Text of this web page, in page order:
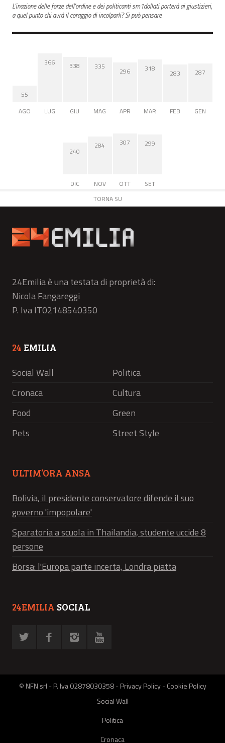
L'inazione delle forze dell'ordine e dei politicanti sm1dollati porterà ai giustizieri,
a quel punto chi avrà il coraggio di incolparli? Si può pensare
55
AGO
366
LUG
338
GIU
335
MAG
296
APR
318
MAR
283
FEB
287
GEN
240
DIC
284
NOV
307
OTT
299
SET
TORNA SU
24Emilia è una testata di proprietà di:
Nicola Fangareggi
P. Iva IT02148540350
24 EMILIA
Social Wall
Politica
Cronaca
Cultura
Food
Green
Pets
Street Style
ULTIM’ORA ANSA
Bolivia, il presidente conservatore difende il suo
governo 'impopolare'
Sparatoria a scuola in Thailandia, studente uccide 8
persone
Borsa: l'Europa parte incerta, Londra piatta
24EMILIA SOCIAL
© NFN srl - P. Iva 02878030358 -Privacy Policy-Cookie Policy
Social Wall
Politica
Cronaca